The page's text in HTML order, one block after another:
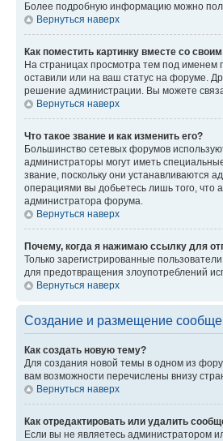
Более подробную информацию можно
Вернуться наверх
Как поместить картинку вместе со
На страницах просмотра тем под именем
оставили или на ваш статус на форуме.
решение администрации. Вы можете
Вернуться наверх
Что такое звание и как изменить его?
Большинство сетевых форумов
администраторы могут иметь
звание, поскольку они устанавливаются
операциями вы добьетесь лишь того, что
администратора форума.
Вернуться наверх
Почему, когда я нажимаю ссылку для
Только зарегистрированные
для предотвращения злоупотреблений
Вернуться наверх
Создание и размещение
Как создать новую тему?
Для создания новой темы в одном из
вам возможности перечислены внизу
Вернуться наверх
Как отредактировать или удалить
Если вы не являетесь администратором